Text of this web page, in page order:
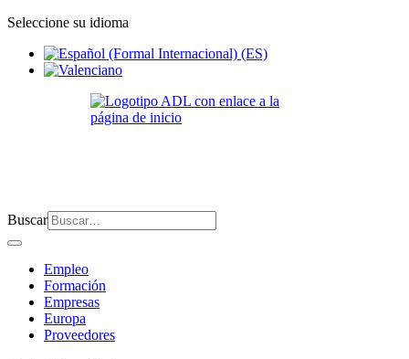
Seleccione su idioma
Buscar
Empleo
Formación
Empresas
Europa
Proveedores